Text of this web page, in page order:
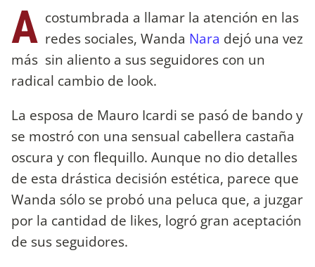
A costumbrada a llamar la atención en las
redes sociales, Wanda Nara dejó una vez
más sin aliento a sus seguidores con un
radical cambio de look.
La esposa de Mauro Icardi se pasó de bando y
se mostró con una sensual cabellera castaña
oscura y con flequillo. Aunque no dio detalles
de esta drástica decisión estética, parece que
Wanda sólo se probó una peluca que, a juzgar
por la cantidad de likes, logró gran aceptación
de sus seguidores.